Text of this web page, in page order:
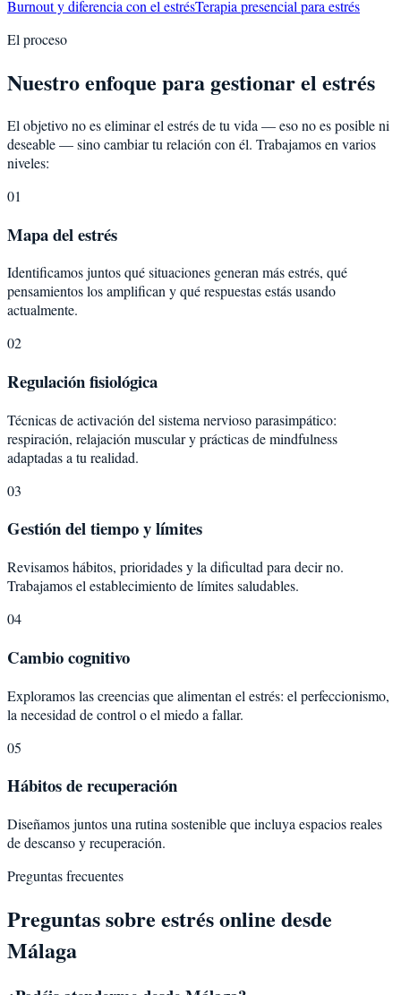
Burnout y diferencia con el estrésTerapia presencial para estrés
El proceso
Nuestro enfoque para gestionar el estrés
El objetivo no es eliminar el estrés de tu vida — eso no es posible ni
deseable — sino cambiar tu relación con él. Trabajamos en varios
niveles:
01
Mapa del estrés
Identificamos juntos qué situaciones generan más estrés, qué
pensamientos los amplifican y qué respuestas estás usando
actualmente.
02
Regulación fisiológica
Técnicas de activación del sistema nervioso parasimpático:
respiración, relajación muscular y prácticas de mindfulness
adaptadas a tu realidad.
03
Gestión del tiempo y límites
Revisamos hábitos, prioridades y la dificultad para decir no.
Trabajamos el establecimiento de límites saludables.
04
Cambio cognitivo
Exploramos las creencias que alimentan el estrés: el perfeccionismo,
la necesidad de control o el miedo a fallar.
05
Hábitos de recuperación
Diseñamos juntos una rutina sostenible que incluya espacios reales
de descanso y recuperación.
Preguntas frecuentes
Preguntas sobre estrésonline desde
Málaga